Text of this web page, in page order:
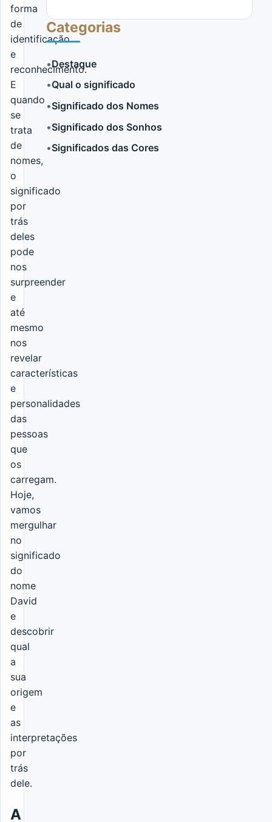
forma
de
identificação
e
reconhecimento.
E
quando
se
trata
de
nomes,
o
significado
por
trás
deles
pode
nos
surpreender
e
até
mesmo
nos
revelar
características
e
personalidades
das
pessoas
que
os
carregam.
Hoje,
vamos
mergulhar
no
significado
do
nome
David
e
descobrir
qual
a
sua
origem
e
as
interpretações
por
trás
dele.
A
LER MAIS
Categorias
•Destaque
•Qual o significado
•Significado dos Nomes
•Significado dos Sonhos
•Significados das Cores